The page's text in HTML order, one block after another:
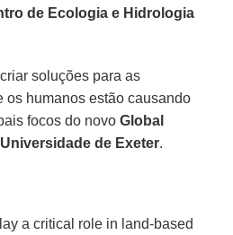
de Ecologia e Hidrologia
soluções para as
os humanos estão causando
focos do novoGlobal
Universidade de Exeter.
a critical role in land-based